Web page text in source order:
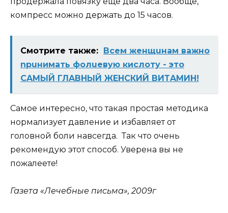
компресс можно держать до 15 часов.
Смотрите также: Вceм жeнщuнaм вaжнo
nрuнимaть фoлuевyю киcлoту - это
СAMЫЙ ГЛAВНЫЙ ЖEНCКИЙ ВИТAМИН!
Самое интересно, что такая простая методика
нормализует давление и избавляет от
головной боли навсегда. Так что очень
рекомендую этот способ. Уверена вы не
пожалеете!
Газета «Лечебные письма», 2009г